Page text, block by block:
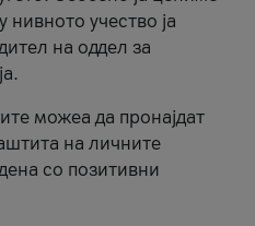
учество ја
на оддел за
можеа да пронајдат
на личните
со позитивни